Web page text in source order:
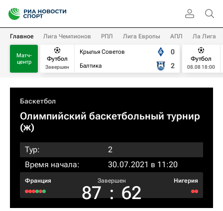
Главное Лига Чемпионов РПЛ Лига Европы АПЛ Ла Лига
Матч-
центр
Футбол
Завершен
Крылья Советов
Балтика
0
2
Футбол
08.08 18:00
Баскетбол
Олимпийский баскетбольный турнир
(ж)
Тур:
2
Время начала:
30.07.2021 в 11:20
Франция Завершен
87 : 62
Нигерия